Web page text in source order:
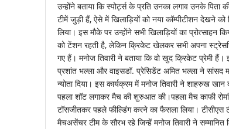
उन्होंने बताया कि स्पोर्ट्स के प्रति उनका लगाव उनके
टीमें जुड़ी हैं, ऐसे में खिलाड़ियों को नया कॉम्पीटीशन देखने को
लिया। इस मौके पर उन्होंने सभी खिलाड़ियों का
को टेंशन रहती है, लेकिन क्रिकेट खेलकर सभी अपना
गए हैं। मनोज तिवारी ने बताया कि वो खुद क्रिकेट प्रेमी
प्रशांत भल्ला और वाइसडॉ. प्रेसिडेंट अमित भल्ला ने सांसद
न्योता दिया। इस कार्यक्रम में मनोज तिवारी ने शाहरुख
पहला शॉट लगाकर मैच की शुरुआत की।पहला मैच काफी
टॉसजीतकर पहले फील्डिंग करने का फैसला लिया।
मैचअसेंचर टीम के सौरभ रहे जिन्हें मनोज तिवारी ने सम्मानित